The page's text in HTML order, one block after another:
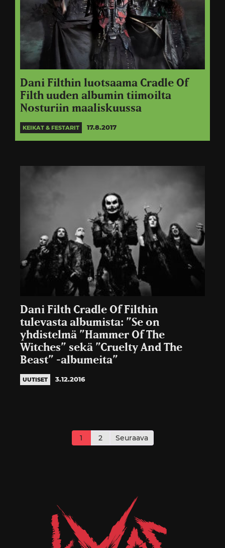
Dani Filthin luotsaama Cradle Of
Filth uuden albumin tiimoilta
Nosturiin maaliskuussa
KEIKAT & FESTARIT 17.8.2017
Dani Filth Cradle Of Filthin
tulevasta albumista: ”Se on
yhdistelmä ”Hammer Of The
Witches” sekä ”Cruelty And The
Beast” -albumeita”
UUTISET 3.12.2016
sivutus
1 2 Seuraava